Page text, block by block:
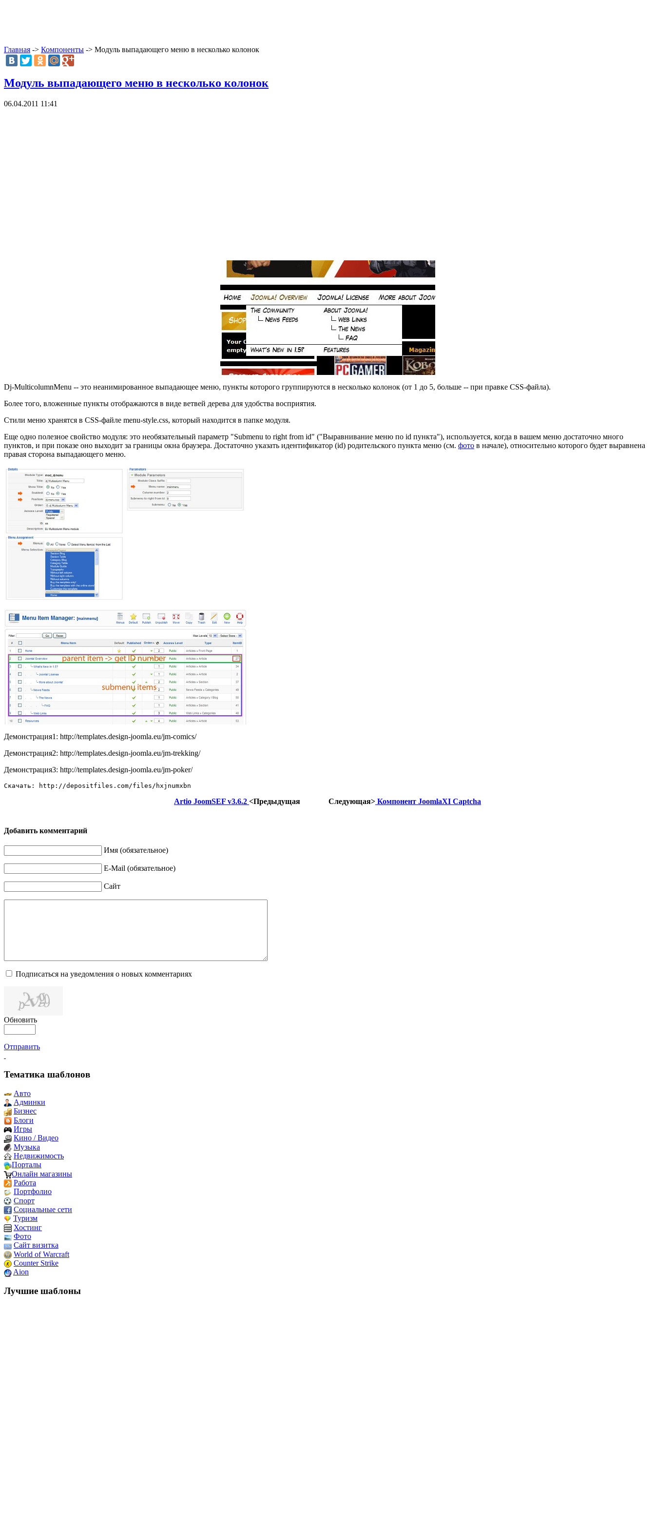
Главная -> Компоненты -> Модуль выпадающего меню в несколько колонок
Модуль выпадающего меню в несколько колонок
06.04.2011 11:41
Dj-MulticolumnMenu -- это неанимированное выпадающее меню, пункты которого группируются в несколько колонок (от 1 до 5, больше -- при правке CSS-файла).
Более того, вложенные пункты отображаются в виде ветвей дерева для удобства восприятия.
Стили меню хранятся в CSS-файле menu-style.css, который находится в папке модуля.
Еще одно полезное свойство модуля: это необязательный параметр "Submenu to right from id" ("Выравнивание меню по id пункта"), используется, когда в вашем меню достаточно много
пунктов, и при показе оно выходит за границы окна браузера. Достаточно указать идентификатор (id) родительского пункта меню (см. фото в начале), относительно которого будет выравнена
правая сторона выпадающего меню.
Демонстрация1: http://templates.design-joomla.eu/jm-comics/
Демонстрация2: http://templates.design-joomla.eu/jm-trekking/
Демонстрация3: http://templates.design-joomla.eu/jm-poker/
Скачать: http://depositfiles.com/files/hxjnumxbn
Artio JoomSEF v3.6.2 <Предыдущая Следующая> Компонент JoomlaXI Captcha
Добавить комментарий
Имя (обязательное)
E-Mail (обязательное)
Сайт
Подписаться на уведомления о новых комментариях
Обновить
Отправить
Тематика шаблонов
Авто
Админки
Бизнес
Блоги
Игры
Кино / Видео
Музыка
Недвижимость
Порталы
Онлайн магазины
Работа
Портфолио
Спорт
Социальные сети
Туризм
Хостинг
Фото
Сайт визитка
World of Warcraft
Counter Strike
Aion
Лучшие шаблоны